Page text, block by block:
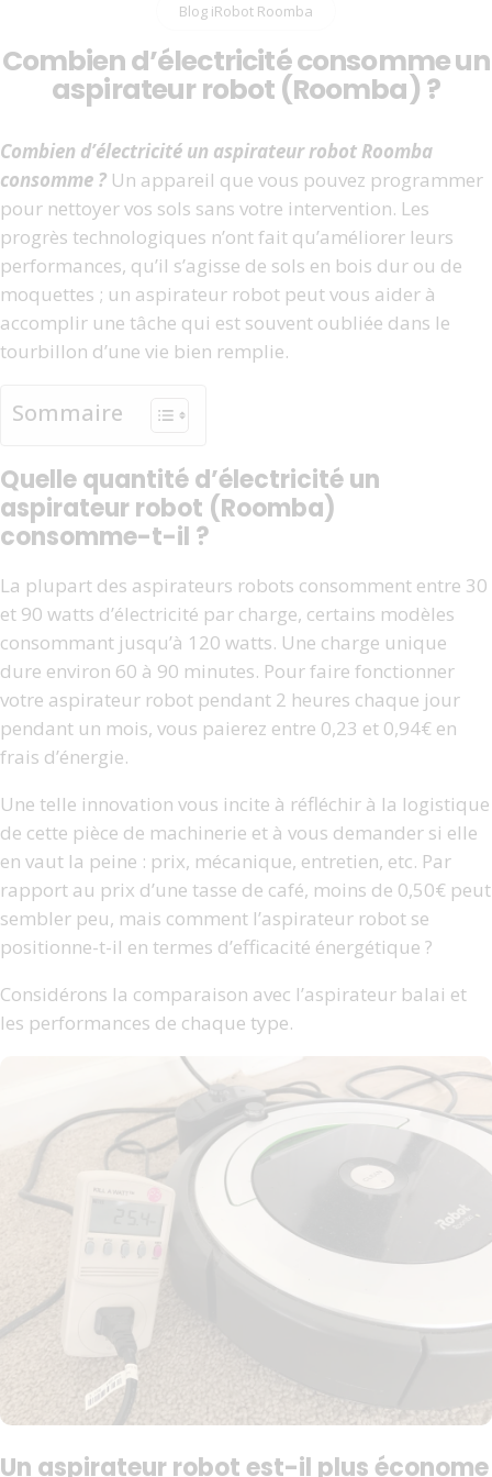
Blog iRobot Roomba
Combien d’électricité consomme un
aspirateur robot (Roomba) ?
Combien d’électricité un aspirateur robot Roomba
consomme ? Un appareil que vous pouvez programmer
pour nettoyer vos sols sans votre intervention. Les
progrès technologiques n’ont fait qu’améliorer leurs
performances, qu’il s’agisse de sols en bois dur ou de
moquettes ; un aspirateur robot peut vous aider à
accomplir une tâche qui est souvent oubliée dans le
tourbillon d’une vie bien remplie.
Sommaire
Quelle quantité d’électricité un
aspirateur robot (Roomba)
consomme-t-il ?
La plupart des aspirateurs robots consomment entre 30
et 90 watts d’électricité par charge, certains modèles
consommant jusqu’à 120 watts. Une charge unique
dure environ 60 à 90 minutes. Pour faire fonctionner
votre aspirateur robot pendant 2 heures chaque jour
pendant un mois, vous paierez entre 0,23 et 0,94€ en
frais d’énergie.
Une telle innovation vous incite à réfléchir à la logistique
de cette pièce de machinerie et à vous demander si elle
en vaut la peine : prix, mécanique, entretien, etc. Par
rapport au prix d’une tasse de café, moins de 0,50€ peut
sembler peu, mais comment l’aspirateur robot se
positionne-t-il en termes d’efficacité énergétique ?
Considérons la comparaison avec l’aspirateur balai et
les performances de chaque type.
Un aspirateur robot est-il plus économe